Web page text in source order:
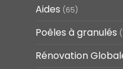
Aides (65)
Poêles à granulés
Rénovation